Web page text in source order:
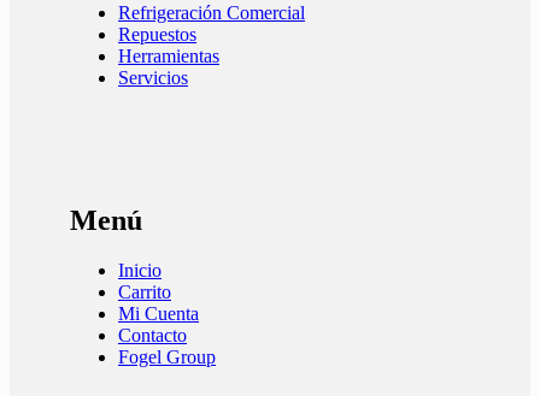
Refrigeración Comercial
Repuestos
Herramientas
Servicios
Menú
Inicio
Carrito
Mi Cuenta
Contacto
Fogel Group